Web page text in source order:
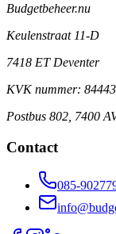
Budgetbeheer.nu
Keulenstraat 11-D
7418 ET Deventer
KVK nummer:
Postbus 802, 7400
Contact
085-